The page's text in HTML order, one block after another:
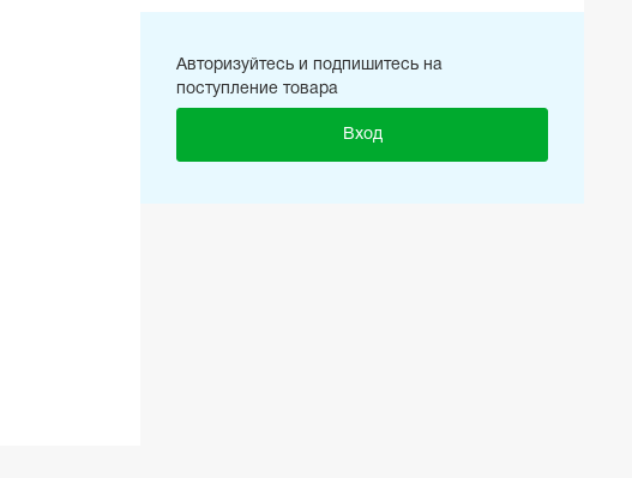
Авторизуйтесь и подпишитесь на
поступление товара
Вход